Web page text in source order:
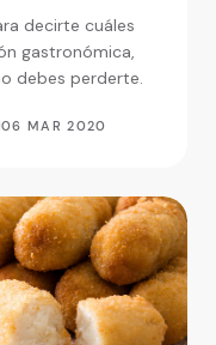
decirte cuáles
gastronómica,
debes perderte.
06 MAR 2020